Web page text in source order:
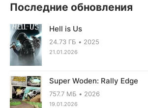
Последние обновления
Hell is Us
24.73 ГБ 2025
21.01.2026
Super Woden: Rally Edge
757.7 МБ 2026
19.01.2026